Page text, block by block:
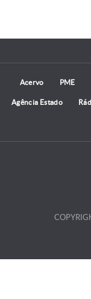
Acervo PME
Agência Estado